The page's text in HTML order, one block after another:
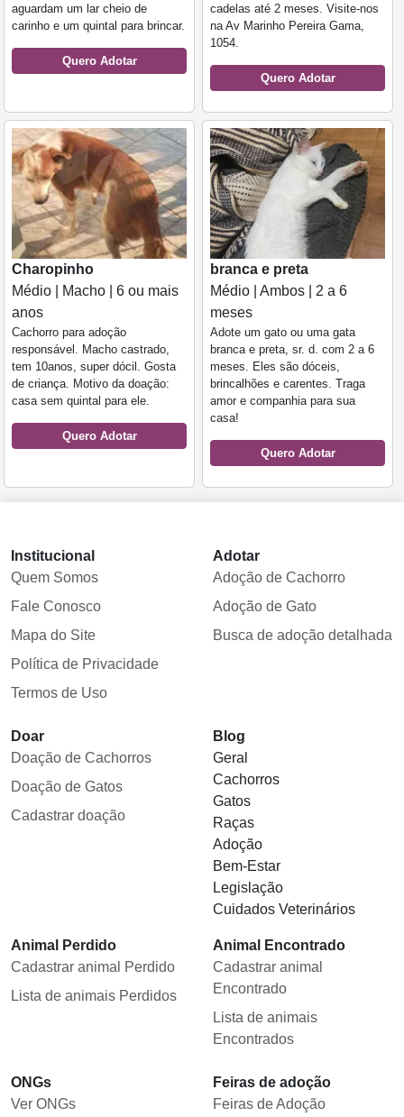
aguardam um lar cheio de
carinho e um quintal para brincar.
Quero Adotar
cadelas até 2 meses. Visite-nos
na Av Marinho Pereira Gama,
1054.
Quero Adotar
Charopinho
Médio | Macho | 6 ou mais
anos
Cachorro para adoção
responsável. Macho castrado,
tem 10anos, super dócil. Gosta
de criança. Motivo da doação:
casa sem quintal para ele.
Quero Adotar
branca e preta
Médio | Ambos | 2 a 6
meses
Adote um gato ou uma gata
branca e preta, sr. d. com 2 a 6
meses. Eles são dóceis,
brincalhões e carentes. Traga
amor e companhia para sua
casa!
Quero Adotar
Institucional
Quem Somos
Fale Conosco
Mapa do Site
Política de Privacidade
Termos de Uso
Adotar
Adoção de Cachorro
Adoção de Gato
Busca de adoção detalhada
Doar
Doação de Cachorros
Doação de Gatos
Cadastrar doação
Blog
Geral
Cachorros
Gatos
Raças
Adoção
Bem-Estar
Legislação
Cuidados Veterinários
Animal Perdido
Cadastrar animal Perdido
Lista de animais Perdidos
Animal Encontrado
Cadastrar animal
Encontrado
Lista de animais
Encontrados
ONGs
Ver ONGs
Feiras de adoção
Feiras de Adoção